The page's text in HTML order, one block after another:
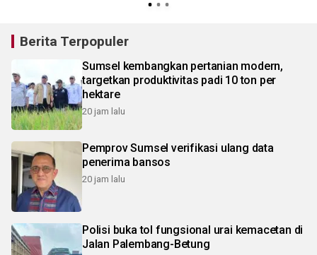
Berita Terpopuler
Sumsel kembangkan pertanian modern,
targetkan produktivitas padi 10 ton per
hektare
20 jam lalu
Pemprov Sumsel verifikasi ulang data
penerima bansos
20 jam lalu
Polisi buka tol fungsional urai kemacetan di
Jalan Palembang-Betung